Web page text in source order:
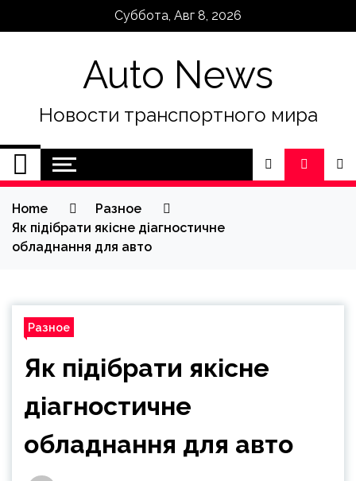
Суббота, Авг 8, 2026
Auto News
Новости транспортного мира
Home
Разное
Як підібрати якісне діагностичне
обладнання для авто
Разное
Як підібрати якісне
діагностичне
обладнання для авто